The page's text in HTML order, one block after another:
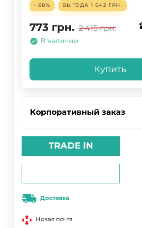
- 68% ВЫГОДА 1 642 ГРН.
773 грн. 2 415 грн.
В наличии
Купить
Корпоративный заказ
TRADE IN
Доставка
Новая почта